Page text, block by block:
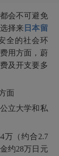
会不可避免
择来 日本留
全的社会环
用方面，蔚
及开支要多
面
立大学和私
万（约合2.7
约28万日元